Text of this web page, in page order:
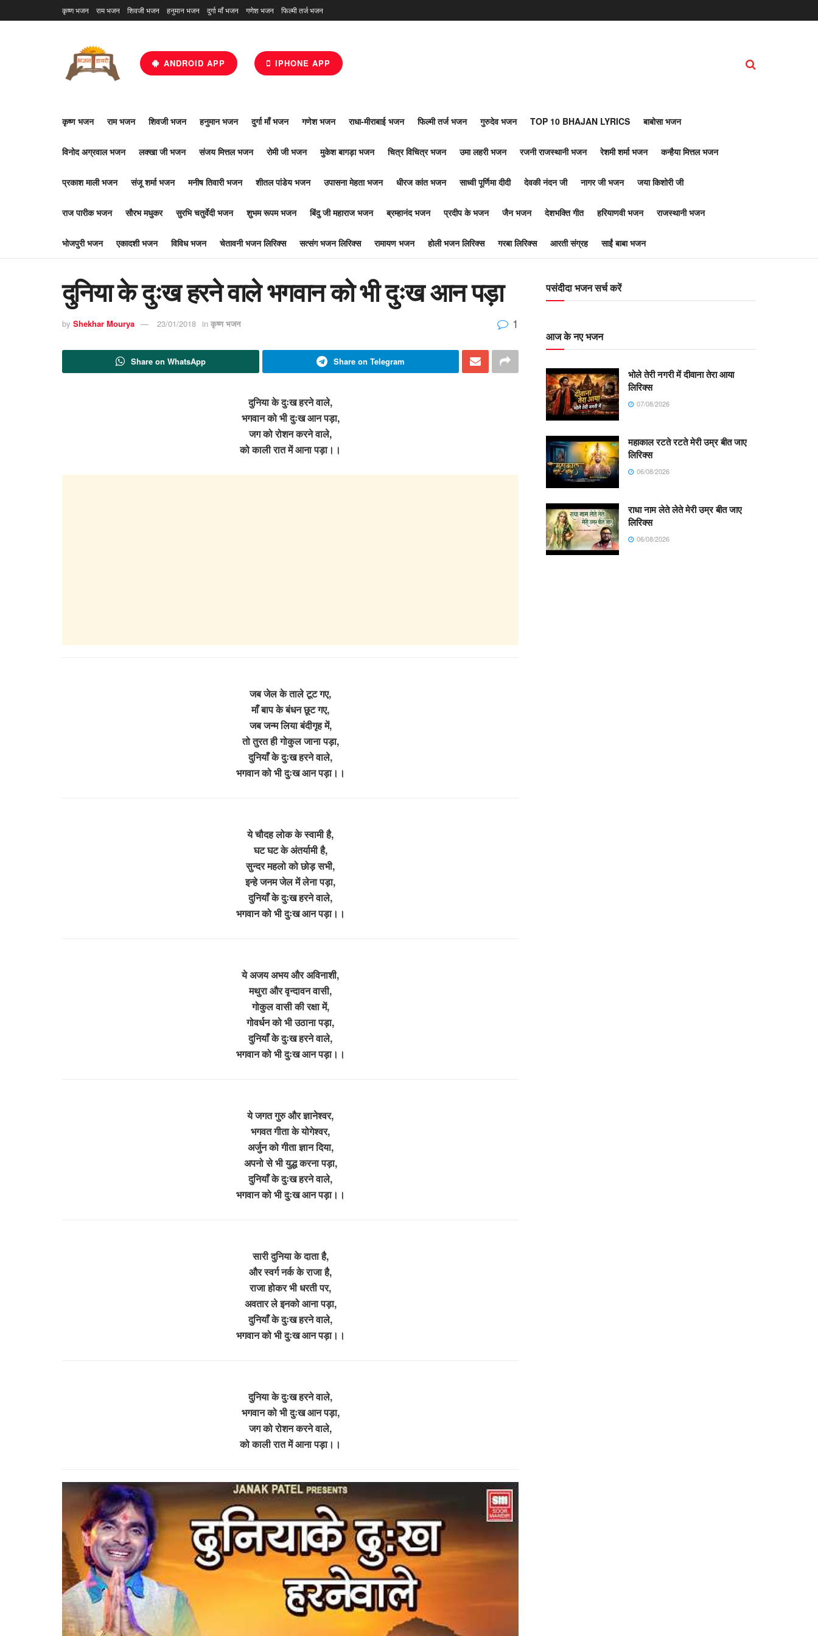
कृष्ण भजन राम भजन शिवजी भजन हनुमान भजन दुर्गा माँ भजन गणेश भजन फिल्मी तर्ज भजन
ANDROID APP IPHONE APP
कृष्ण भजन राम भजन शिवजी भजन हनुमान भजन दुर्गा माँ भजन गणेश भजन राधा-मीराबाई भजन फिल्मी तर्ज भजन गुरुदेव भजन TOP 10 BHAJAN LYRICS बाबोसा भजन
विनोद अग्रवाल भजन लक्खा जी भजन संजय मित्तल भजन रोमी जी भजन मुकेश बागड़ा भजन चित्र विचित्र भजन उमा लहरी भजन रजनी राजस्थानी भजन रेशमी शर्मा भजन कन्हैया मित्तल भजन
प्रकाश माली भजन संजू शर्मा भजन मनीष तिवारी भजन शीतल पांडेय भजन उपासना मेहता भजन धीरज कांत भजन साध्वी पूर्णिमा दीदी देवकी नंदन जी नागर जी भजन जया किशोरी जी
राज पारीक भजन सौरभ मधुकर सुरभि चतुर्वेदी भजन शुभम रूपम भजन बिंदु जी महाराज भजन ब्रम्हानंद भजन प्रदीप के भजन जैन भजन देशभक्ति गीत हरियाणवी भजन राजस्थानी भजन
भोजपुरी भजन एकादशी भजन विविध भजन चेतावनी भजन लिरिक्स सत्संग भजन लिरिक्स रामायण भजन होली भजन लिरिक्स गरबा लिरिक्स आरती संग्रह साईं बाबा भजन
दुनिया के दुःख हरने वाले भगवान को भी दुःख आन पड़ा
by Shekhar Mourya 23/01/2018 in कृष्ण भजन 1
Share on WhatsApp Share on Telegram
दुनिया के दुःख हरने वाले,
भगवान को भी दुःख आन पड़ा,
जग को रोशन करने वाले,
को काली रात में आना पड़ा।।
जब जेल के ताले टूट गए,
माँ बाप के बंधन छूट गए,
जब जन्म लिया बंदीगृह में,
तो तुरत ही गोकुल जाना पड़ा,
दुनियाँ के दुःख हरने वाले,
भगवान को भी दुःख आन पड़ा।।
ये चौदह लोक के स्वामी है,
घट घट के अंतर्यामी है,
सुन्दर महलो को छोड़ सभी,
इन्हे जनम जेल में लेना पड़ा,
दुनियाँ के दुःख हरने वाले,
भगवान को भी दुःख आन पड़ा।।
ये अजय अभय और अविनाशी,
मथुरा और वृन्दावन वासी,
गोकुल वासी की रक्षा में,
गोवर्धन को भी उठाना पड़ा,
दुनियाँ के दुःख हरने वाले,
भगवान को भी दुःख आन पड़ा।।
ये जगत गुरु और ज्ञानेश्वर,
भगवत गीता के योगेश्वर,
अर्जुन को गीता ज्ञान दिया,
अपनो से भी युद्ध करना पड़ा,
दुनियाँ के दुःख हरने वाले,
भगवान को भी दुःख आन पड़ा।।
सारी दुनिया के दाता है,
और स्वर्ग नर्क के राजा है,
राजा होकर भी धरती पर,
अवतार ले इनको आना पड़ा,
दुनियाँ के दुःख हरने वाले,
भगवान को भी दुःख आन पड़ा।।
दुनिया के दुःख हरने वाले,
भगवान को भी दुःख आन पड़ा,
जग को रोशन करने वाले,
को काली रात में आना पड़ा।।
पसंदीदा भजन सर्च करें
आज के नए भजन
भोले तेरी नगरी में दीवाना तेरा आया
लिरिक्स
07/08/2026
महाकाल रटते रटते मेरी उम्र बीत जाए
लिरिक्स
06/08/2026
राधा नाम लेते लेते मेरी उम्र बीत जाए
लिरिक्स
06/08/2026